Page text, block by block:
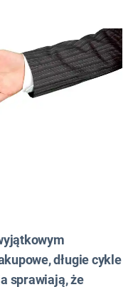
długie cykle
sprawiają, że